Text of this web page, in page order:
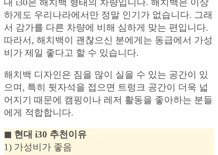
하게도 우리나라에서만 정말 인기가 없습니다. 그래
서 감가를 다른 차량에 비해 심하게 맞는 편입니다.
따라서, 해치백이 괜찮으신 분에게는 동급에서 가성
비가 제일 좋다고 할 수 있습니다.
해치백 디자인은 짐을 많이 실을 수 있는 공간이 있
으며, 특히 뒷자석을 접으면 트렁크 공간이 더욱 넓
어지기 때문에 캠핑이나 레저 활동을 좋아하는 분들
에게 적합합니다.
◼︎ 현대 i30 추천이유
1) 가성비가 좋음